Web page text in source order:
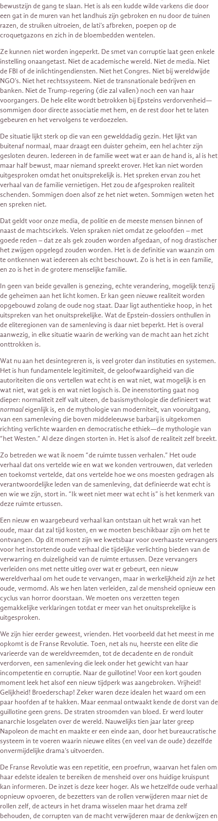
bewustzijn de gang te slaan. Het is als een kudde wilde varkens die door
een gat in de muren van het landhuis zijn gebroken en nu door de tuinen
razen, de struiken uitroeien, de lati’s afbreken, poepen op de
croquetgazons en zich in de bloembedden wentelen.
Ze kunnen niet worden ingeperkt. De smet van corruptie laat geen enkele
instelling onaangetast. Niet de academische wereld. Niet de media. Niet
de FBI of de inlichtingendiensten. Niet het Congres. Niet bij wereldwijde
NGO’s. Niet het rechtssysteem. Niet de transnationale bedrijven en
banken. Niet de Trump-regering (die zal vallen) noch een van haar
voorgangers. De hele elite wordt betrokken bij Epsteins verdorvenheid—
sommigen door directe associatie met hem, en de rest door het te laten
gebeuren en het vervolgens te verdoezelen.
De situatie lijkt sterk op die van een gewelddadig gezin. Het lijkt van
buitenaf normaal, maar draagt een duister geheim, een hel achter zijn
gesloten deuren. Iedereen in de familie weet wat er aan de hand is, al is het
maar half bewust, maar niemand spreekt erover. Het kan niet worden
uitgesproken omdat het onuitsprekelijk is. Het spreken ervan zou het
verhaal van de familie vernietigen. Het zou de afgesproken realiteit
schenden. Sommigen doen alsof ze het niet weten. Sommigen weten het
en spreken niet.
Dat geldt voor onze media, de politie en de meeste mensen binnen of
naast de machtscirkels. Velen spraken niet omdat ze geloofden – met
goede reden – dat ze als gek zouden worden afgedaan, of nog drastischer
het zwijgen opgelegd zouden worden. Het is de definitie van waanzin om
te ontkennen wat iedereen als echt beschouwt. Zo is het is in een familie,
en zo is het in de grotere menselijke familie.
In geen van beide gevallen is genezing, echte verandering, mogelijk tenzij
de geheimen aan het licht komen. Er kan geen nieuwe realiteit worden
opgebouwd zolang de oude nog staat. Daar ligt authentieke hoop, in het
uitspreken van het onuitsprekelijke. Wat de Epstein-dossiers onthullen in
de eliteregionen van de samenleving is daar niet beperkt. Het is overal
aanwezig, in elke situatie waarin de werking van de macht aan het zicht
onttrokken is.
Wat nu aan het desintegreren is, is veel groter dan instituties en systemen.
Het is hun fundamentele legitimiteit, de geloofwaardigheid van die
autoriteiten die ons vertellen wat echt is en wat niet, wat mogelijk is en
wat niet, wat gek is en wat niet logisch is. De ineenstorting gaat nog
dieper: normaliteit zelf valt uiteen, de basismythologie die definieert wat
normaaleigenlijk is, en de mythologie van moderniteit, van vooruitgang,
van een samenleving die boven middeleeuwse barbarij is uitgekomen
richting verlichte waarden en democratische ethiek—de mythologie van
“het Westen.” Al deze dingen storten in. Het is alsof de realiteit zelf breekt.
Zo betreden we wat ik noem “de ruimte tussen verhalen.” Het oude
verhaal dat ons vertelde wie en wat we konden vertrouwen, dat verleden
en toekomst vertelde, dat ons vertelde hoe we ons moesten gedragen als
verantwoordelijke leden van de samenleving, dat definieerde wat echt is
en wie we zijn, stort in. “Ik weet niet meer wat echt is” is het kenmerk van
deze ruimte ertussen.
Een nieuw en waargebeurd verhaal kan ontstaan uit het wrak van het
oude, maar dat zal tijd kosten, en we moeten beschikbaar zijn om het te
ontvangen. Op dit moment zijn we kwetsbaar voor overhaaste vervangers
voor het instortende oude verhaal die tijdelijke verlichting bieden van de
verwarring en duizeligheid van de ruimte ertussen. Deze vervangers
verleiden ons met nette uitleg over wat er gebeurt, een nieuw
wereldverhaal om het oude te vervangen, maar in werkelijkheid zijn ze het
oude, vermomd. Als we hen laten verleiden, zal de mensheid opnieuw een
cyclus van horror doorstaan. We moeten ons verzetten tegen
gemakkelijke verklaringen totdat er meer van het onuitsprekelijke is
uitgesproken.
We zijn hier eerder geweest, vrienden. Het voorbeeld dat het meest in me
opkomt is de Franse Revolutie. Toen, net als nu, heerste een elite die
varieerde van de wereldvreemden, tot de decadente en de ronduit
verdorven, een samenleving die leek onder het gewicht van haar
incompetentie en corruptie. Naar de guillotine! Voor een kort gouden
moment leek het alsof een nieuw tijdperk was aangebroken. Vrijheid!
Gelijkheid! Broederschap! Zeker waren deze idealen het waard om een
paar hoofden af te hakken. Maar eenmaal ontwaakt kende de dorst van de
guillotine geen grens. De straten stroomden van bloed. Er werd louter
anarchie losgelaten over de wereld. Nauwelijks tien jaar later greep
Napoleon de macht en maakte er een einde aan, door het bureaucratische
systeem in te voeren waarin nieuwe elites (en veel van de oude) dezelfde
onvermijdelijke drama’s uitvoerden.
De Franse Revolutie was een repetitie, een proefrun, waarvan het falen om
haar edelste idealen te bereiken de mensheid over ons huidige kruispunt
kan informeren. De inzet is deze keer hoger. Als we hetzelfde oude verhaal
opnieuw opvoeren, de bezetters van de rollen verwijderen maar niet de
rollen zelf, de acteurs in het drama wisselen maar het drama zelf
behouden, de corrupten van de macht verwijderen maar de denkwijzen en